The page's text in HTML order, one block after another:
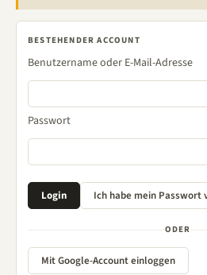
BESTEHENDER ACCOUNT
Benutzername oder E-Mail-Adresse
Passwort
ODER
Mit Google-Account einloggen